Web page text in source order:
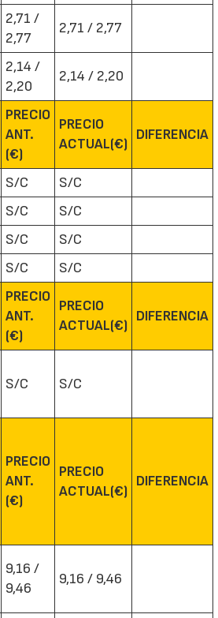
2,71 /
2,77
2,71 / 2,77
2,14 /
2,20
2,14 / 2,20
PRECIO
ANT.
(€)
PRECIO
ACTUAL(€)
DIFERENCIA
S/C
S/C
S/C
S/C
S/C
S/C
S/C S/C
PRECIO
ANT.
(€)
PRECIO
ACTUAL(€)
DIFERENCIA
S/C S/C
PRECIO
ANT.
(€)
PRECIO
ACTUAL(€)
DIFERENCIA
9,16 /
9,46
9,16 / 9,46